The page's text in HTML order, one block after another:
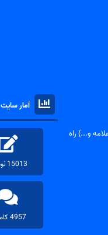
و...) راه
آمار سایت
15013 نوشته
4957 کامنت